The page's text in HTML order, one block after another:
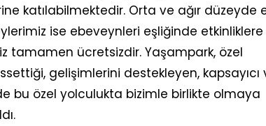
katılabilmektedir. Orta ve ağır düzeyde
ise ebeveynleri eşliğinde etkinliklere
tamamen ücretsizdir. Yaşampark, özel
gelişimlerini destekleyen, kapsayıcı
bu özel yolculukta bizimle birlikte olmaya